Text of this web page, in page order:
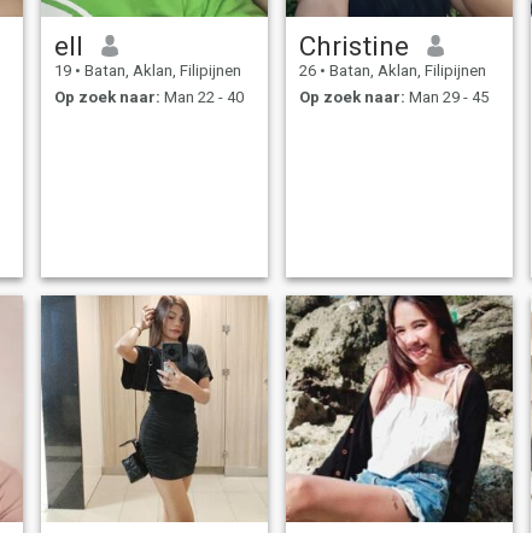
ell
19 • Batan, Aklan, Filipijnen
Op zoek naar: Man 22 - 40
Christine
26 • Batan, Aklan, Filipijnen
Op zoek naar: Man 29 - 45